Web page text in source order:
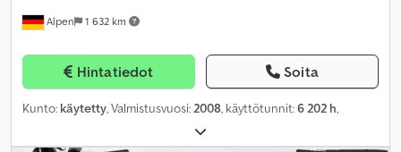
Alpen 1 632 km
Hintatiedot Soita
Kunto: käytetty, Valmistusvuosi:2008, käyttötunnit:6 202 h,